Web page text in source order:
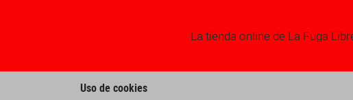
La tienda online de La Fuga
Uso de cookies